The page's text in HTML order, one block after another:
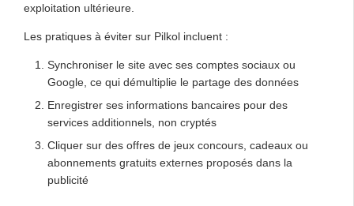
exploitation ultérieure.
Les pratiques à éviter sur Pilkol incluent :
Synchroniser le site avec ses comptes sociaux ou
Google, ce qui démultiplie le partage des données
Enregistrer ses informations bancaires pour des
services additionnels, non cryptés
Cliquer sur des offres de jeux concours, cadeaux ou
abonnements gratuits externes proposés dans la
publicité